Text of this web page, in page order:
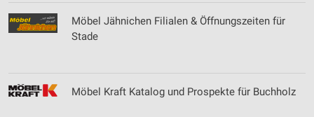
Möbel Jähnichen Filialen & Öffnungszeiten für
Stade
Möbel Kraft Katalog und Prospekte für Buchholz
Messung der Werbeleistung
Kombinationen von Daten aus verschiedenen